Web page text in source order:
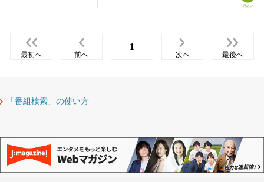
最初へ 前へ
1
次へ 最後へ
「番組検索」の使い方